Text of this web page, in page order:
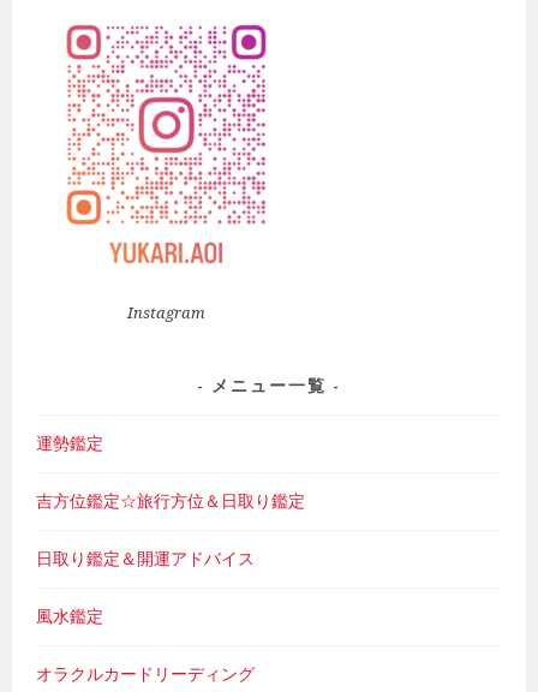
Instagram
メニュー一覧
運勢鑑定
吉方位鑑定☆旅行方位＆日取り鑑定
日取り鑑定＆開運アドバイス
風水鑑定
オラクルカードリーディング